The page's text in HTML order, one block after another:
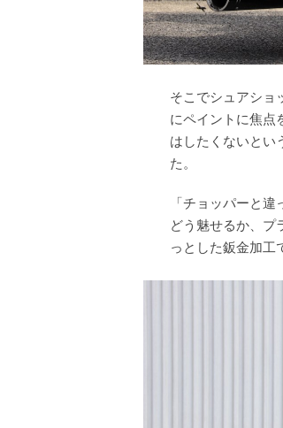
そこでシュアショ
にペイントに焦点
はしたくないとい
た。
「チョッパーと
どう魅せるか、プ
っとした鈑金加工